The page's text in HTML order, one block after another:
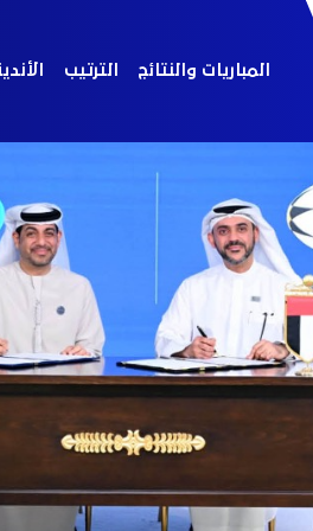
المباريات والنتائج الترتيب